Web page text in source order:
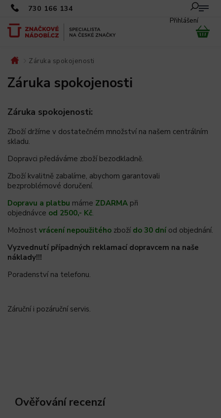
730 166 134
Přihlášení
Záruka spokojenosti
Záruka spokojenosti
Záruka spokojenosti:
Zboží držíme v dostatečném množství na našem centrálním
skladu.
Dopravci předáváme zboží bezodkladně.
Zboží kvalitně zabalíme, abychom garantovali
bezproblémové doručení.
Dopravu a platbu máme ZDARMA při
objednávce od 2500,- Kč.
Možnost vrácení nepoužitého zbožído 30 dníod objednání.
Vyzvednutí případných reklamací dopravcem na naše
náklady!!!
Poradenství na telefonu.
Záruční i pozáruční servis.
Ověřování recenzí